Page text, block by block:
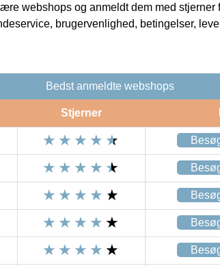
webshops og anmeldt dem med stjerner
brugervenlighed, betingelser,
Bedst anmeldte webshops
Stjerner